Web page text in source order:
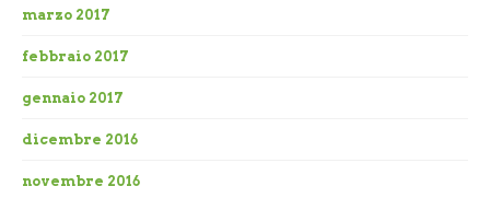
marzo 2017
febbraio 2017
gennaio 2017
dicembre 2016
novembre 2016